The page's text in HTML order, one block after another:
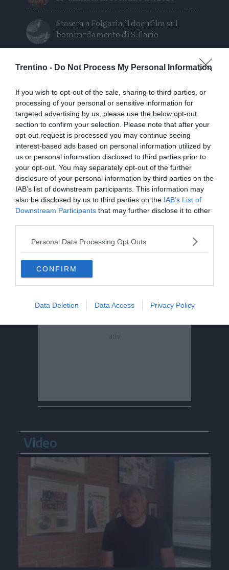
Trentino - Do Not Process My Personal Information
If you wish to opt-out of the sale, sharing to third parties, or
processing of your personal or sensitive information for
targeted advertising by us, please use the below opt-out
section to confirm your selection. Please note that after your
opt-out request is processed you may continue seeing
interest-based ads based on personal information utilized by
us or personal information disclosed to third parties prior to
your opt-out. You may separately opt-out of the further
disclosure of your personal information by third parties on the
IAB’s list of downstream participants. This information may
also be disclosed by us to third parties on the IAB’s List of
Downstream Participants that may further disclose it to other
Personal Data Processing Opt Outs
CONFIRM
Data Deletion Data Access Privacy Policy
Stasera a Folgaria il docufilm sul
bombardamento di S.Ilario
mappe degli avvistamenti possono
Escursione tragica in val di Non, Cles
piange “Gianni” Flaim
Intervento sul ghiacciaio della
Presanella: soccorsa una cordata di
quattro persone
L’amore fra nord e sud con intermezzo
partigiano
Video